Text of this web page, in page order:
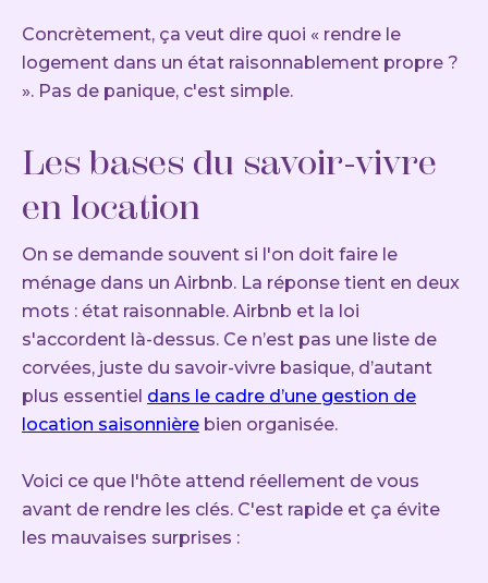
Concrètement, ça veut dire quoi « rendre le
logement dans un état raisonnablement propre ?
». Pas de panique, c'est simple.
Les bases du savoir-vivre
en location
On se demande souvent si l'on doit faire le
ménage dans un Airbnb. La réponse tient en deux
mots : état raisonnable. Airbnb et la loi
s'accordent là-dessus. Ce n’est pas une liste de
corvées, juste du savoir-vivre basique, d’autant
plus essentiel dans le cadre d’une gestion de
location saisonnière bien organisée.
Voici ce que l'hôte attend réellement de vous
avant de rendre les clés. C'est rapide et ça évite
les mauvaises surprises :